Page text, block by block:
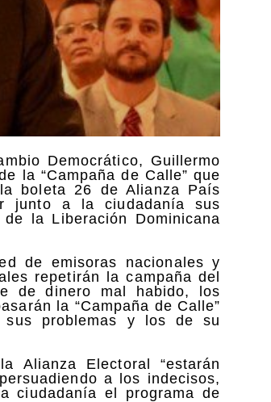
Democrático, Guillermo
la “Campaña de Calle” que
boleta 26 de Alianza País
junto a la ciudadanía sus
la Liberación Dominicana
de emisoras nacionales y
repetirán la campaña del
de dinero mal habido, los
la “Campaña de Calle”
sus problemas y los de su
Alianza Electoral “estarán
a los indecisos,
ciudadanía el programa de